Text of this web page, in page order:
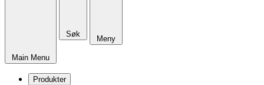
Main Menu
Søk
Meny
Produkter